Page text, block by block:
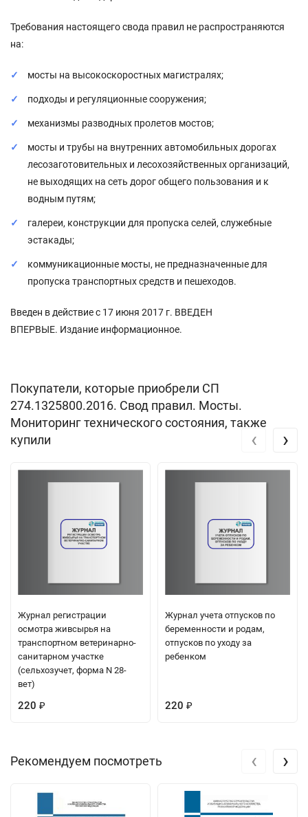
Требования настоящего свода правил не распространяются
на:
мосты на высокоскоростных магистралях;
подходы и регуляционные сооружения;
механизмы разводных пролетов мостов;
мосты и трубы на внутренних автомобильных дорогах
лесозаготовительных и лесохозяйственных организаций,
не выходящих на сеть дорог общего пользования и к
водным путям;
галереи, конструкции для пропуска селей, служебные
эстакады;
коммуникационные мосты, не предназначенные для
пропуска транспортных средств и пешеходов.
Введен в действие с 17 июня 2017 г. ВВЕДЕН
ВПЕРВЫЕ. Издание информационное.
Покупатели, которые приобрели СП
274.1325800.2016. Свод правил. Мосты.
Мониторинг технического состояния, также
купили
Журнал регистрации
осмотра живсырья на
транспортном ветеринарно-
санитарном участке
(сельхозучет, форма N 28-
вет)
220 ₽
Журнал учета отпусков по
беременности и родам,
отпусков по уходу за
ребенком
220 ₽
‹ ›
Рекомендуем посмотреть ‹ ›